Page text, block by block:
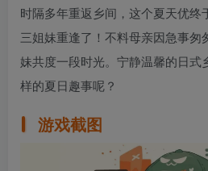
时隔多年重返乡间，这个夏天优终
三姐妹重逢了！不料母亲因急事匆
妹共度一段时光。宁静温馨的日式
样的夏日趣事呢？
游戏截图